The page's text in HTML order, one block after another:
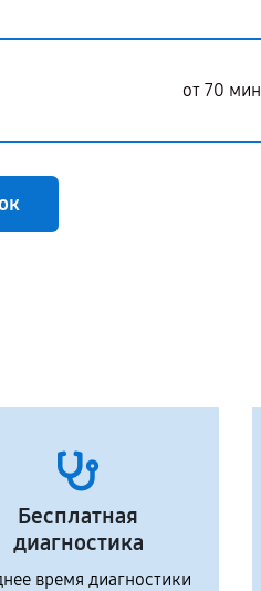
от 70 мин
Бесплатная
диагностика
время диагностики